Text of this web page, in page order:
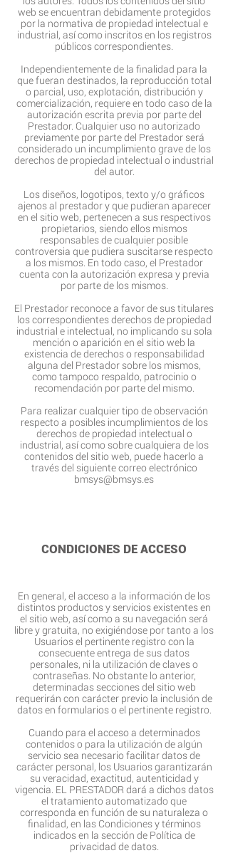
web se encuentran debidamente protegidos
por la normativa de propiedad intelectual e
industrial, así como inscritos en los registros
públicos correspondientes.
Independientemente de la finalidad para la
que fueran destinados, la reproducción total
o parcial, uso, explotación, distribución y
comercialización, requiere en todo caso de la
autorización escrita previa por parte del
Prestador. Cualquier uso no autorizado
previamente por parte del Prestador será
considerado un incumplimiento grave de los
derechos de propiedad intelectual o industrial
del autor.
Los diseños, logotipos, texto y/o gráficos
ajenos al prestador y que pudieran aparecer
en el sitio web, pertenecen a sus respectivos
propietarios, siendo ellos mismos
responsables de cualquier posible
controversia que pudiera suscitarse respecto
a los mismos. En todo caso, el Prestador
cuenta con la autorización expresa y previa
por parte de los mismos.
El Prestador reconoce a favor de sus titulares
los correspondientes derechos de propiedad
industrial e intelectual, no implicando su sola
mención o aparición en el sitio web la
existencia de derechos o responsabilidad
alguna del Prestador sobre los mismos,
como tampoco respaldo, patrocinio o
recomendación por parte del mismo.
Para realizar cualquier tipo de observación
respecto a posibles incumplimientos de los
derechos de propiedad intelectual o
industrial, así como sobre cualquiera de los
contenidos del sitio web, puede hacerlo a
través del siguiente correo electrónico
bmsys@bmsys.es
CONDICIONES DE ACCESO
En general, el acceso a la información de los
distintos productos y servicios existentes en
el sitio web, así como a su navegación será
libre y gratuita, no exigiéndose por tanto a los
Usuarios el pertinente registro con la
consecuente entrega de sus datos
personales, ni la utilización de claves o
contraseñas. No obstante lo anterior,
determinadas secciones del sitio web
requerirán con carácter previo la inclusión de
datos en formularios o el pertinente registro.
Cuando para el acceso a determinados
contenidos o para la utilización de algún
servicio sea necesario facilitar datos de
carácter personal, los Usuarios garantizarán
su veracidad, exactitud, autenticidad y
vigencia. EL PRESTADOR dará a dichos datos
el tratamiento automatizado que
corresponda en función de su naturaleza o
finalidad, en las Condiciones y términos
indicados en la sección de Política de
privacidad de datos.